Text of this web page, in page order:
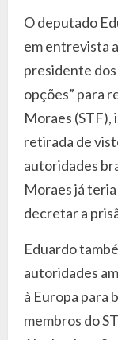
O deputado
em entrevista
presidente dos
opções” para
Moraes (STF),
retirada de
autoridades
Moraes já teria
decretar a
Eduardo
autoridades
à Europa para
membros do